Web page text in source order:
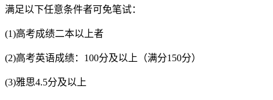
满足以下任意条件者可免笔试：
(1)高考成绩二本以上者
(2)高考英语成绩：100分及以上（满分150分）
(3)雅思4.5分及以上